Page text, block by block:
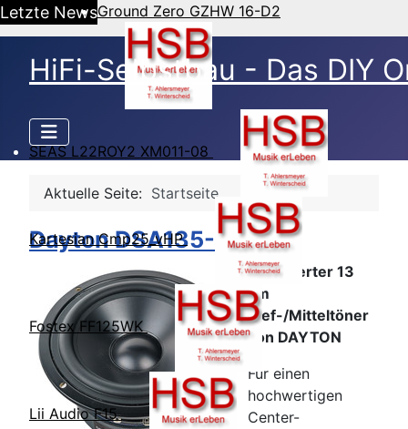
Letzte NewsGround Zero GZHW 16-D2
SEAS L22ROY2 XM011-08
Kartesian Cmp25_vHP
Fostex FF125WK
Lii Audio F15
HiFi-Selbstbau - Das DIY
Aktuelle Seite: Startseite
Dayton DSA135-8
Preiswerter 13
cm
Tief-/Mitteltöner
von DAYTON
Für einen
hochwertigen
Center-